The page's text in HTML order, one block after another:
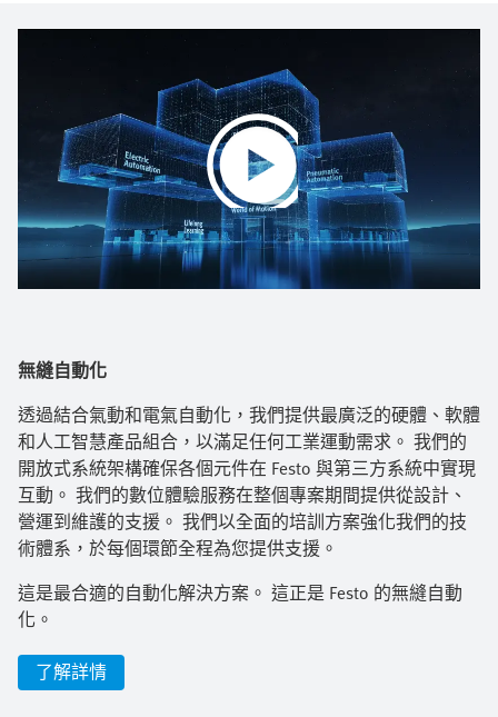
Play
Video
無縫自動化
透過結合氣動和電氣自動化，我們提供最廣泛的硬體、軟體
和人工智慧產品組合，以滿足任何工業運動需求。 我們的
開放式系統架構確保各個元件在 Festo 與第三方系統中實現
互動。 我們的數位體驗服務在整個專案期間提供從設計、
營運到維護的支援。 我們以全面的培訓方案強化我們的技
術體系，於每個環節全程為您提供支援。​
這是最合適的自動化解決方案。 這正是 Festo 的無縫自動
化。
了解詳情